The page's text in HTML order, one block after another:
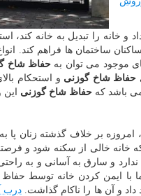
خانه را تبدیل به خانه کند،
ساختمان ها فراهم کند.
موجود می توان به حفاظ شاخ
حفاظ شاخ گوزنی و استحکام
باشد که حفاظ شاخ گوزنی
بر خلاف گذشته زنان پا
خانه خالی از سکنه شود و
و سارق به آسانی و به
با ایمن کردن خانه توسط
و آن ها را ناکام گذاشت. درب